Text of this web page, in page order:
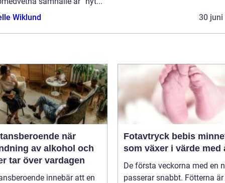
Wiklund
30 juni
när
av alkohol och
tar över vardagen
innebär att en
Fotavtryck bebis minnet
som växer i värde med
De första veckorna med en
passerar snabbt. Fötterna är